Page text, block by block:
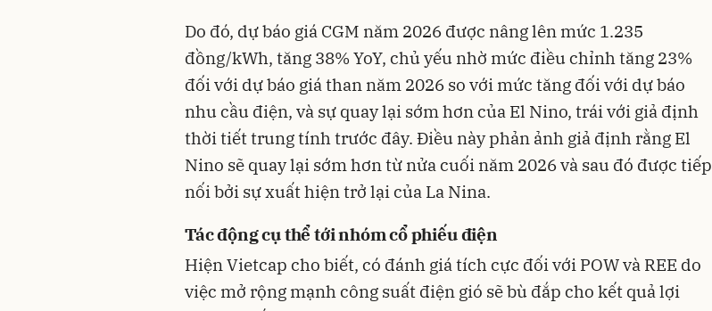
Do đó, dự báo giá CGM năm 2026 được nâng lên mức 1.235
đồng/kWh, tăng 38% YoY, chủ yếu nhờ mức điều chỉnh tăng 23%
đối với dự báo giá than năm 2026 so với mức tăng đối với dự báo
nhu cầu điện, và sự quay lại sớm hơn của El Nino, trái với giả định
thời tiết trung tính trước đây. Điều này phản ảnh giả định rằng El
Nino sẽ quay lại sớm hơn từ nửa cuối năm 2026 và sau đó được tiếp
nối bởi sự xuất hiện trở lại của La Nina.
Tác động cụ thể tới nhóm cổ phiếu điện
Hiện Vietcap cho biết, có đánh giá tích cực đối với POW và REE do
việc mở rộng mạnh công suất điện gió sẽ bù đắp cho kết quả lợi